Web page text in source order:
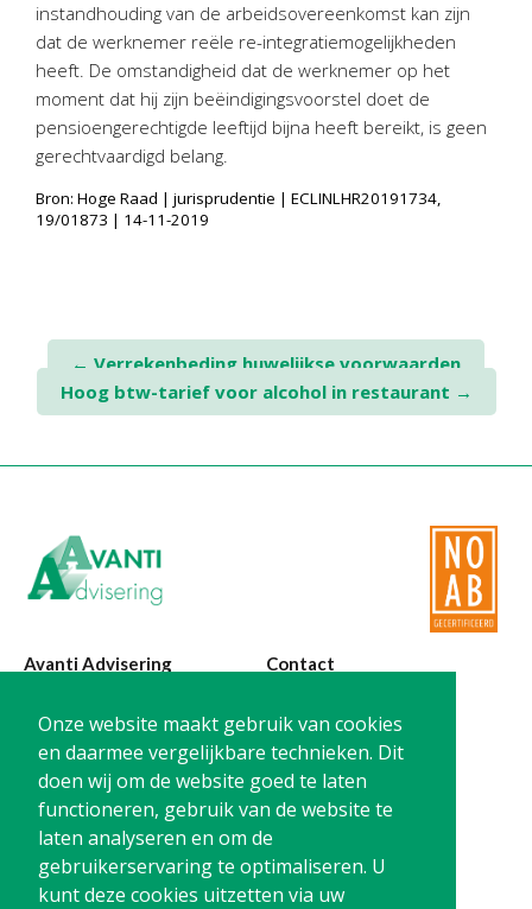
Onze website maakt gebruik van cookies
en daarmee vergelijkbare technieken. Dit
doen wij om de website goed te laten
functioneren, gebruik van de website te
laten analyseren en om de
gebruikerservaring te optimaliseren. U
kunt deze cookies uitzetten via uw
instandhouding van de arbeidsovereenkomst kan zijn
dat de werknemer reële re-integratiemogelijkheden
heeft. De omstandigheid dat de werknemer op het
moment dat hij zijn beëindigingsvoorstel doet de
pensioengerechtigde leeftijd bijna heeft bereikt, is geen
gerechtvaardigd belang.
Bron: Hoge Raad | jurisprudentie | ECLINLHR20191734,
19/01873 | 14-11-2019
Post
navigation
← Verrekenbeding huwelijkse voorwaarden
Hoog btw-tarief voor alcohol in restaurant →
Avanti Advisering
Poelstraat 4
1441 RR Purmerend
Contact
T: 0299-420870
@:
info@avanti-
advisering.nl
BTW: NL861212733B01